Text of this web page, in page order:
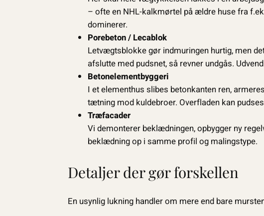
– ofte en NHL-kalkmørtel på ældre huse fra
dominerer.
Porebeton / Lecablok
Letvægtsblokke gør indmuringen hurtig, men
afslutte med pudsnet, så revner undgås.
Betonelementbyggeri
I et elementhus slibes betonkanten ren,
tætning mod kuldebroer. Overfladen kan
Træfacader
Vi demonterer beklædningen, opbygger ny
beklædning op i samme profil og malingstype.
Detaljer der gør forskellen
En usynlig lukning handler om mere end bare